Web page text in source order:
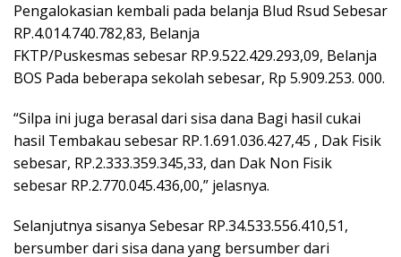
Pengalokasian kembali pada belanja Blud Rsud Sebesar
RP.4.014.740.782,83, Belanja
FKTP/Puskesmas sebesar RP.9.522.429.293,09, Belanja
BOS Pada beberapa sekolah sebesar, Rp 5.909.253. 000.
“Silpa ini juga berasal dari sisa dana Bagi hasil cukai
hasil Tembakau sebesar RP.1.691.036.427,45 , Dak Fisik
sebesar, RP.2.333.359.345,33, dan Dak Non Fisik
sebesar RP.2.770.045.436,00,” jelasnya.
Selanjutnya sisanya Sebesar RP.34.533.556.410,51,
bersumber dari sisa dana yang bersumber dari